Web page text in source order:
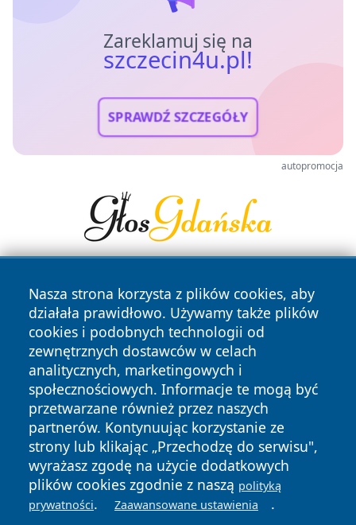
Zareklamuj się na
szczecin4u.pl!
SPRAWDŹ SZCZEGÓŁY
autopromocja
Nasza strona korzysta z plików cookies, aby
działała prawidłowo. Używamy także plików
cookies i podobnych technologii od
zewnętrznych dostawców w celach
analitycznych, marketingowych i
społecznościowych. Informacje te mogą być
przetwarzane również przez naszych
partnerów. Kontynuując korzystanie ze
strony lub klikając „Przechodzę do serwisu",
wyrażasz zgodę na użycie dodatkowych
plików cookies zgodnie z naszą polityką
prywatności. Zaawansowane ustawienia .
Copyright © 2026 szczecin4u.pl Wszystkie prawa zastrzeżone.
News Autorzy
Polityka
Prywatności
Polityka
Cookies